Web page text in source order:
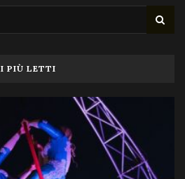
I PIÙ LETTI